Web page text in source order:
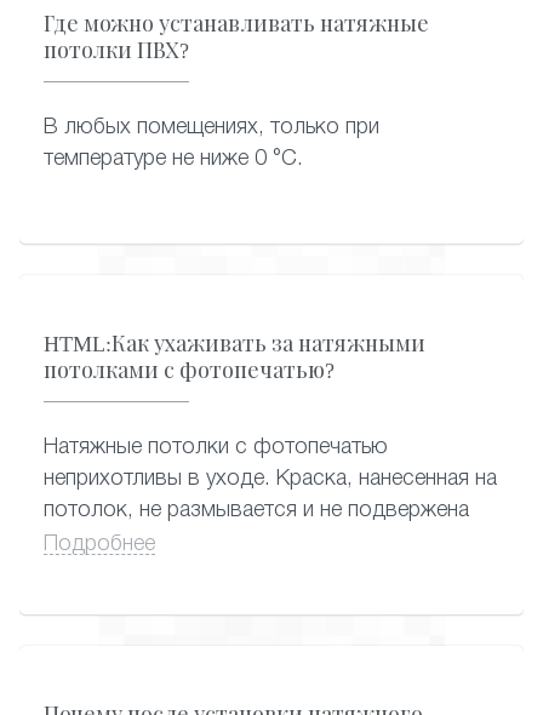
Где можно устанавливать натяжные
потолки ПВХ?
В любых помещениях, только при
температуре не ниже 0 °C.
HTML:Как ухаживать за натяжными
потолками с фотопечатью?
Натяжные потолки с фотопечатью
неприхотливы в уходе. Краска, нанесенная на
потолок, не размывается и не подвержена
растрескиванию, поэтому ухаживать за
Подробнее